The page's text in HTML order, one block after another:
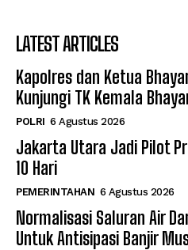
LATEST ARTICLES
Kapolres dan Ketua
Kunjungi TK Kemala
POLRI 6 Agustus 2026
Jakarta Utara Jadi Pilot
10 Hari
PEMERINTAHAN 6 Agustus 2026
Normalisasi Saluran Air
Untuk Antisipasi Banjir